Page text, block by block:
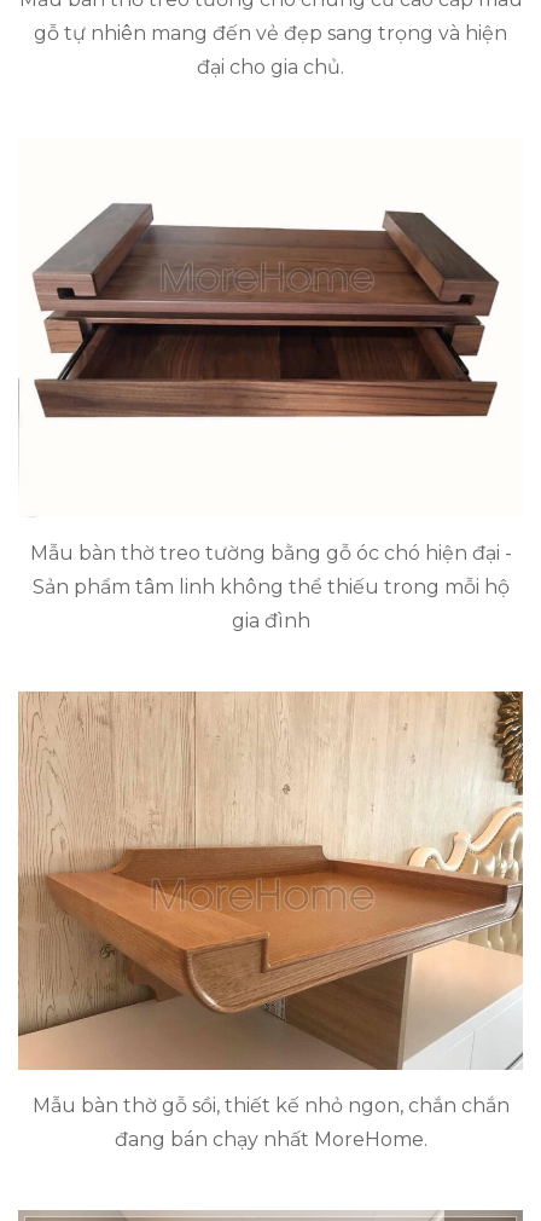
gỗ tự nhiên mang đến vẻ đẹp sang trọng và hiện
đại cho gia chủ.
Mẫu bàn thờ treo tường bằng gỗ óc chó hiện đại -
Sản phẩm tâm linh không thể thiếu trong mỗi hộ
gia đình
Mẫu bàn thờ gỗ sồi, thiết kế nhỏ ngon, chắn chắn
đang bán chạy nhất MoreHome.